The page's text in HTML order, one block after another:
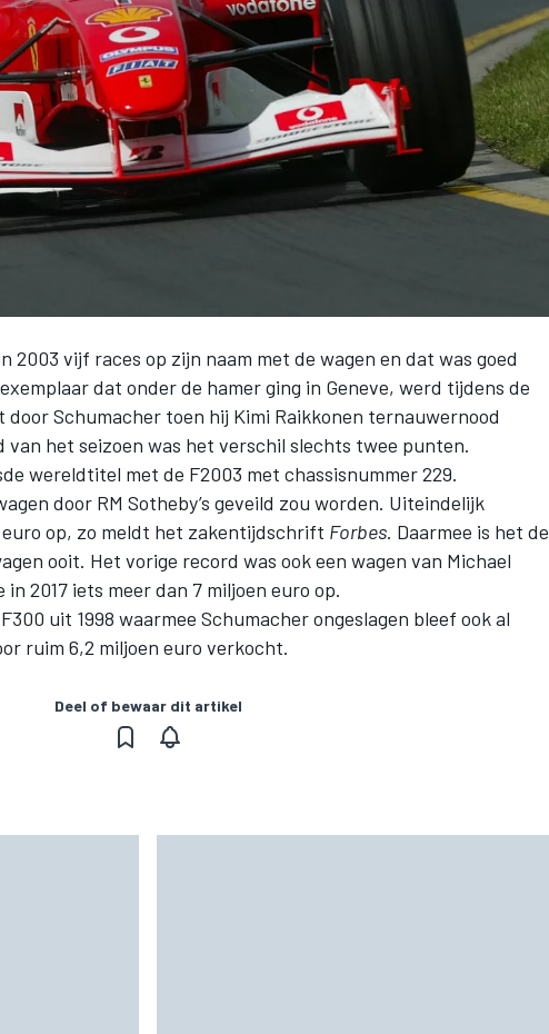
2003 vijf races op zijn naam met de wagen en dat was goed
dat onder de hamer ging in Geneve, werd tijdens de
Schumacher toen hij Kimi Raikkonen ternauwernood
het seizoen was het verschil slechts twee punten.
wereldtitel met de F2003 met chassisnummer 229.
door RM Sotheby’s geveild zou worden. Uiteindelijk
euro op, zo meldt het zakentijdschrift Forbes. Daarmee is het de
ooit. Het vorige record was ook een wagen van Michael
2017 iets meer dan 7 miljoen euro op.
uit 1998 waarmee Schumacher ongeslagen bleef ook al
ruim 6,2 miljoen euro verkocht.
Deel of bewaar dit artikel